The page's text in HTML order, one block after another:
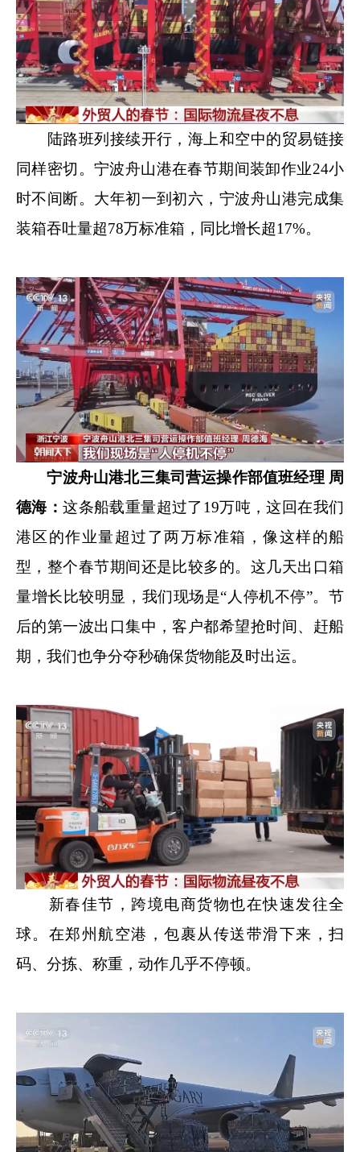
陆路班列接续开行，海上和空中的贸易链接
同样密切。宁波舟山港在春节期间装卸作业24小
时不间断。大年初一到初六，宁波舟山港完成集
装箱吞吐量超78万标准箱，同比增长超17%。
宁波舟山港北三集司营运操作部值班经理 周
德海：这条船载重量超过了19万吨，这回在我们
港区的作业量超过了两万标准箱，像这样的船
型，整个春节期间还是比较多的。这几天出口箱
量增长比较明显，我们现场是“人停机不停”。节
后的第一波出口集中，客户都希望抢时间、赶船
期，我们也争分夺秒确保货物能及时出运。
新春佳节，跨境电商货物也在快速发往全
球。在郑州航空港，包裹从传送带滑下来，扫
码、分拣、称重，动作几乎不停顿。